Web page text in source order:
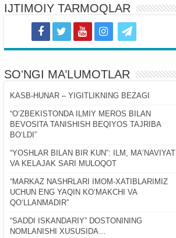
IJTIMOIY TARMOQLAR
SOʻNGI MA’LUMOTLAR
KASB-HUNAR – YIGITLIKNING BEZAGI
“OʻZBEKISTONDA ILMIY MEROS BILAN
BEVOSITA TANISHISH BEQIYOS TAJRIBA
BOʻLDI”
“YOSHLAR BILAN BIR KUN”: ILM, MAʼNAVIYAT
VA KELAJAK SARI MULOQOT
“MARKAZ NASHRLARI IMOM-XATIBLARIMIZ
UCHUN ENG YAQIN KOʻMAKCHI VA
QOʻLLANMADIR”
“SADDI ISKANDARIY” DOSTONINING
NOMLANISHI XUSUSIDA…